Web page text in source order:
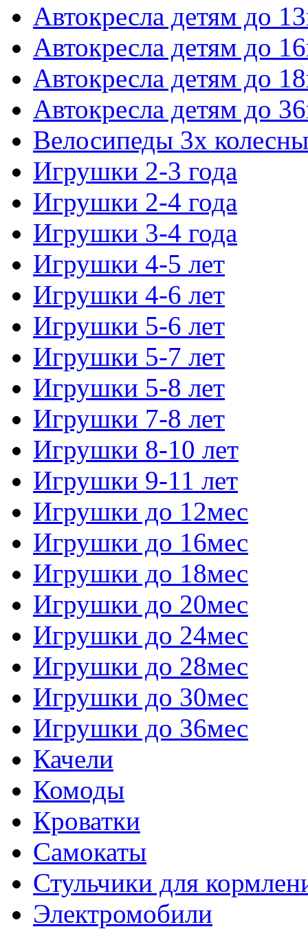
Автокресла детям до
Автокресла детям до
Автокресла детям до
Автокресла детям до
Велосипеды 3х
Игрушки 2-3 года
Игрушки 2-4 года
Игрушки 3-4 года
Игрушки 4-5 лет
Игрушки 4-6 лет
Игрушки 5-6 лет
Игрушки 5-7 лет
Игрушки 5-8 лет
Игрушки 7-8 лет
Игрушки 8-10 лет
Игрушки 9-11 лет
Игрушки до 12мес
Игрушки до 16мес
Игрушки до 18мес
Игрушки до 20мес
Игрушки до 24мес
Игрушки до 28мес
Игрушки до 30мес
Игрушки до 36мес
Качели
Комоды
Кроватки
Самокаты
Стульчики для
Электромобили